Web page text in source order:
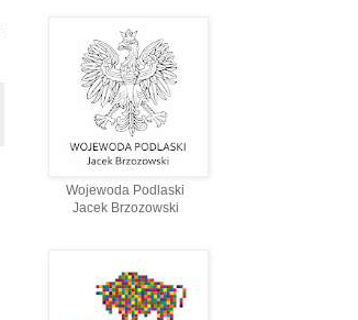
Wojewoda Podlaski
Jacek Brzozowski